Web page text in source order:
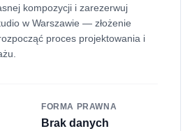
kompozycji i zarezerwuj
w Warszawie — złożenie
proces projektowania i
FORMA PRAWNA
Brak danych